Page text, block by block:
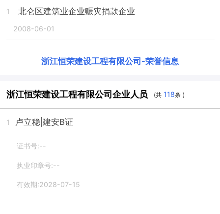
1 北仑区建筑业企业赈灾捐款企业
2008-06-01
浙江恒荣建设工程有限公司 -荣誉信息
浙江恒荣建设工程有限公司企业人员 (共 118条 )
1 卢立稳 |建安B证
证书号:--
执业印章号:--
有效期:2028-07-15